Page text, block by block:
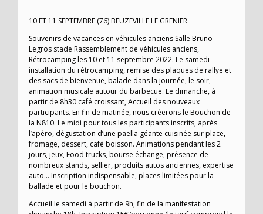
10 ET 11 SEPTEMBRE (76) BEUZEVILLE LE GRENIER
Souvenirs de vacances en véhicules anciens Salle Bruno
Legros stade Rassemblement de véhicules anciens,
Rétrocamping les 10 et 11 septembre 2022. Le samedi
installation du rétrocamping, remise des plaques de rallye et
des sacs de bienvenue, balade dans la journée, le soir,
animation musicale autour du barbecue. Le dimanche, à
partir de 8h30 café croissant, Accueil des nouveaux
participants. En fin de matinée, nous créerons le Bouchon de
la N810. Le midi pour tous les participants inscrits, après
l’apéro, dégustation d’une paella géante cuisinée sur place,
fromage, dessert, café boisson. Animations pendant les 2
jours, jeux, Food trucks, bourse échange, présence de
nombreux stands, sellier, produits autos anciennes, expertise
auto… Inscription indispensable, places limitées pour la
ballade et pour le bouchon.
Accueil le samedi à partir de 9h, fin de la manifestation